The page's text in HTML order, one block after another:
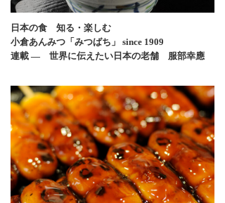
日本の食 知る・楽しむ
小倉あんみつ「みつばち」 since 1909
連載 ― 世界に伝えたい日本の老舗 服部幸應